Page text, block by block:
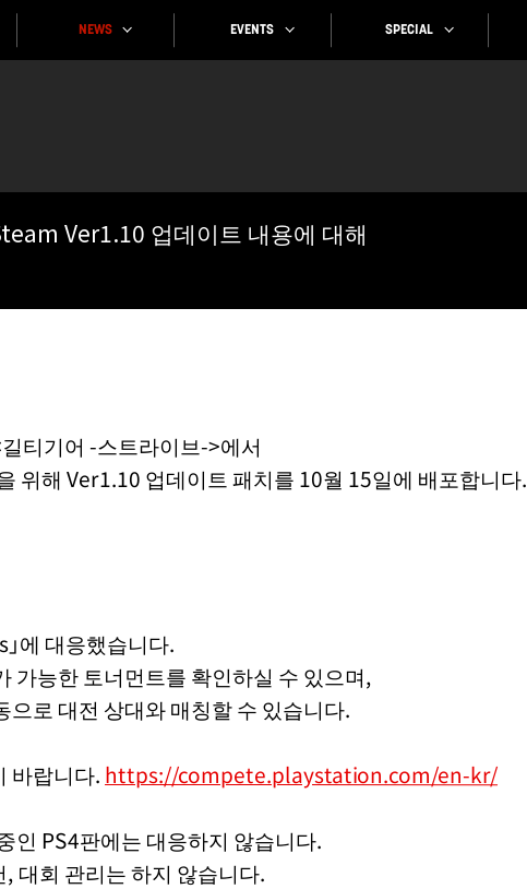
NEWS EVENTS SPECIAL
Ver1.10 업데이트 내용에 대해
티기어 -스트라이브->에서
위해 Ver1.10 업데이트 패치를 10월 15일에 배포합니다.
에 대응했습니다.
능한 토너먼트를 확인하실 수 있으며,
로 대전 상대와 매칭할 수 있습니다.
바랍니다. https://compete.playstation.com/en-kr/
인 PS4판에는 대응하지 않습니다.
대회 관리는 하지 않습니다.